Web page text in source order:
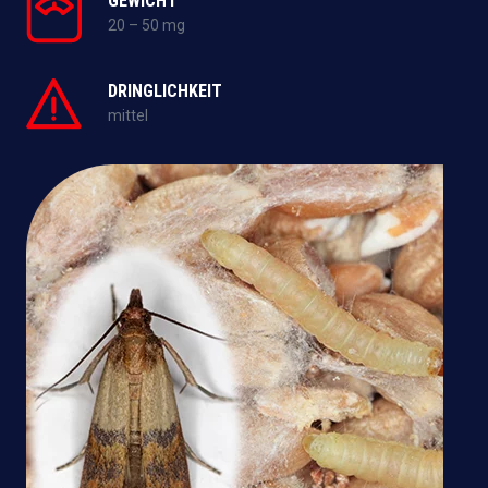
20 – 50 mg
DRINGLICHKEIT
mittel